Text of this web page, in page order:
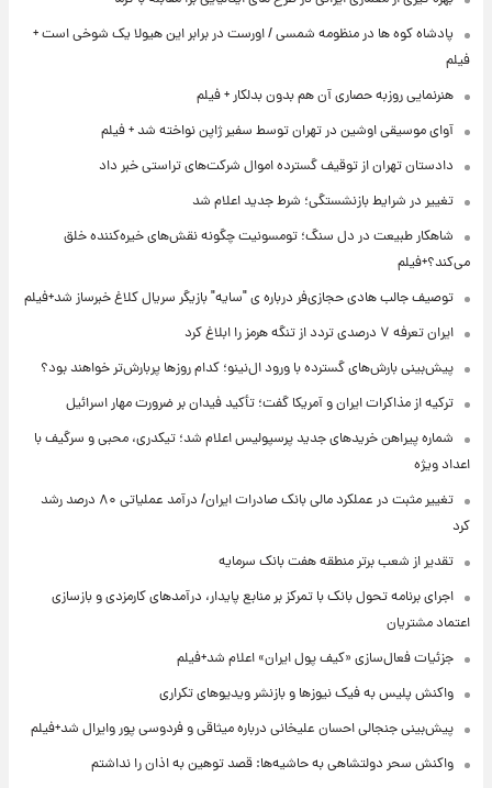
پادشاه کوه ها در منظومه شمسی / اورست در برابر این هیولا یک شوخی است +
فیلم
هنرنمایی روزبه حصاری آن هم بدون بدلکار + فیلم
آوای موسیقی اوشین در تهران توسط سفیر ژاپن نواخته شد + فیلم
دادستان تهران از توقیف گسترده اموال شرکت‌های تراستی خبر داد
تغییر در شرایط بازنشستگی؛ شرط جدید اعلام شد
شاهکار طبیعت در دل سنگ؛ تومسونیت چگونه نقش‌های خیره‌کننده خلق
می‌کند؟+فیلم
توصیف جالب هادی حجازی‌فر درباره ی "سایه" بازیگر سریال کلاغ خبرساز شد+فیلم
ایران تعرفه ۷ درصدی تردد از تنگه هرمز را ابلاغ کرد
پیش‌بینی بارش‌های گسترده با ورود ال‌نینو؛ کدام روزها پربارش‌تر خواهند بود؟
ترکیه از مذاکرات ایران و آمریکا گفت؛ تأکید فیدان بر ضرورت مهار اسرائیل
شماره پیراهن خریدهای جدید پرسپولیس اعلام شد؛ تیکدری، محبی و سرگیف با
اعداد ویژه
تغییر مثبت در عملکرد مالی بانک صادرات ایران/ درآمد عملیاتی ۸۰ درصد رشد
کرد
تقدیر از شعب برتر منطقه هفت بانک سرمایه
اجرای برنامه تحول بانک با تمرکز بر منابع پایدار، درآمدهای کارمزدی و بازسازی
اعتماد مشتریان
جزئیات فعال‌سازی «کیف پول ایران» اعلام شد+فیلم
واکنش پلیس به فیک نیوزها و بازنشر ویدیوهای تکراری
پیش‌بینی جنجالی احسان علیخانی درباره میثاقی و فردوسی پور وایرال شد+فیلم
واکنش سحر دولتشاهی به حاشیه‌ها: قصد توهین به اذان را نداشتم